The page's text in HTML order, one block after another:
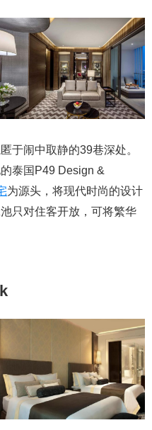
于闹中取静的39巷深处。
泰国P49 Design &
为源头，将现代时尚的设计
只对住客开放，可将繁华